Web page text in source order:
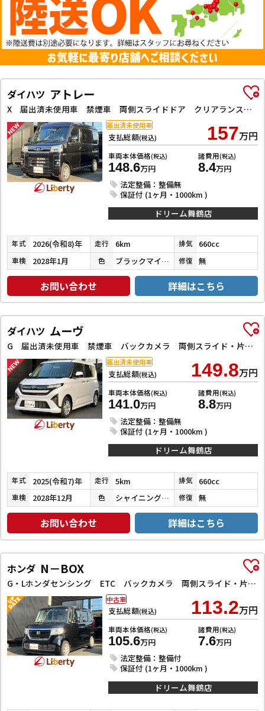
ダイハツ アトレー
X 届出済未使用車 禁煙車 両側スライドドア クリアランスソナー 衝突被害軽減システム オートライト スマートキー アイドリングストップ 電動格納ミラー CVT ABS ESC エアコン
支払総額(税込) 157万円
車両本体価格(税込)
148.6万円
諸費用(税込)
8.4万円
法定整備：整備無
保証付 (1ヶ月・1000km )
届出済未使用車
ドリーム舞鶴店
年式 2026(令和8)年 走行 6km 排気 660cc
車検 2028年1月 色 ブラックマイカメタリック 修復 無
お問い合わせ 詳細はこちら
ダイハツ ムーヴ
G 届出済未使用車 禁煙車 バックカメラ 両側スライド・片側電動 クリアランスソナー 衝突被害軽減システム オートライト LEDヘッドランプ スマートキー アイドリングストップ 電動格納ミラー
支払総額(税込) 149.8万円
車両本体価格(税込)
141.0万円
諸費用(税込)
8.8万円
法定整備：整備無
保証付 (1ヶ月・1000km )
届出済未使用車
ドリーム舞鶴店
年式 2025(令和7)年 走行 5km 排気 660cc
車検 2028年12月 色 シャイニングホワイトパール 修復 無
お問い合わせ 詳細はこちら
ホンダ N－BOX
G・Lホンダセンシング ETC バックカメラ 両側スライド・片側電動 ナビ オートクルーズコントロール レーンアシスト 衝突被害軽減システム オートライト スマートキー アイドリングストップ
支払総額(税込) 113.2万円
車両本体価格(税込)
105.6万円
諸費用(税込)
7.6万円
法定整備：整備付
保証付 (1ヶ月・1000km )
中古車
ドリーム舞鶴店